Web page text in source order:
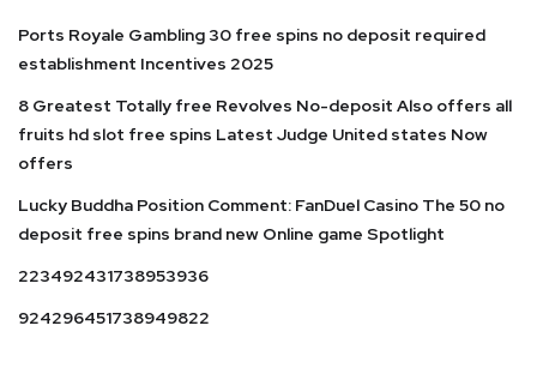
Ports Royale Gambling 30 free spins no deposit required
establishment Incentives 2025
8 Greatest Totally free Revolves No-deposit Also offers all
fruits hd slot free spins Latest Judge United states Now
offers
Lucky Buddha Position Comment: FanDuel Casino The 50 no
deposit free spins brand new Online game Spotlight
223492431738953936
924296451738949822